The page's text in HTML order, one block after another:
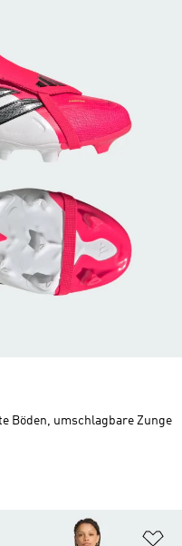
hinzufügen
Böden, umschlagbare Zunge